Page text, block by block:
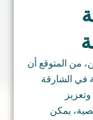
من المتوقع أن
في الشارقة
يمكن